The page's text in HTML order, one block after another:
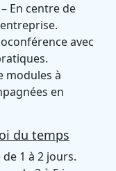
En centre de
avec
modules à
en
du temps
1 à 2 jours.